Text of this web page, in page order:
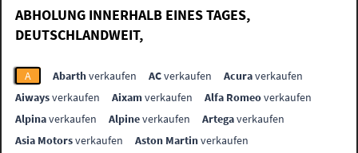
ABHOLUNG INNERHALB EINES TAGES,
DEUTSCHLANDWEIT,
A Abarthverkaufen ACverkaufen Acuraverkaufen
Aiwaysverkaufen Aixamverkaufen Alfa Romeoverkaufen
Alpinaverkaufen Alpineverkaufen Artegaverkaufen
Asia Motorsverkaufen Aston Martinverkaufen